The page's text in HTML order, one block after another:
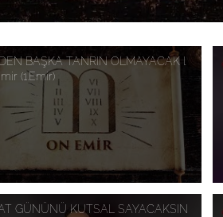
BAŞKA TANRIN OLMAYACAK l
(1.Emir)
GÜNÜNÜ KUTSAL SAYACAKSIN